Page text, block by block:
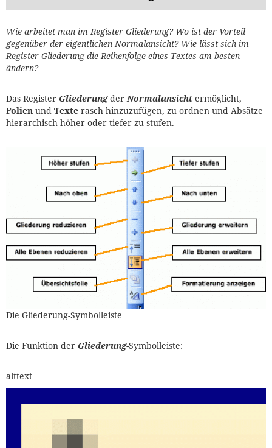
Wie arbeitet man im Register Gliederung? Wo ist der Vorteil
gegenüber der eigentlichen Normalansicht? Wie lässt sich im
Register Gliederung die Reihenfolge eines Textes am besten
ändern?
Das Register GliederungderNormalansicht ermöglicht,
Folien und Texte rasch hinzuzufügen, zu ordnen und Absätze
hierarchisch höher oder tiefer zu stufen.
Die Gliederung-Symbolleiste
Die Funktion der Gliederung-Symbolleiste:
alttext